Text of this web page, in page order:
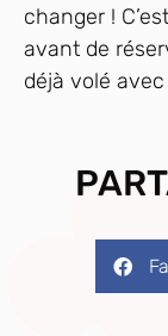
changer !
avant de
déjà volé